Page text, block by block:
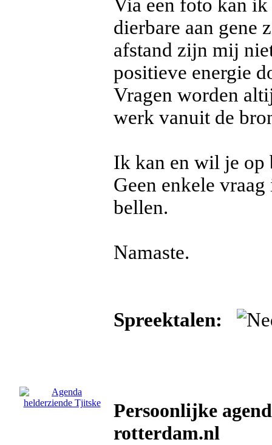
Via een foto kan ik
dierbare aan gene
afstand zijn mij
positieve energie
Vragen worden
werk vanuit de
Ik kan en wil je op
Geen enkele
bellen.
Namaste.
Spreektalen:
Persoonlijke
rotterdam.nl